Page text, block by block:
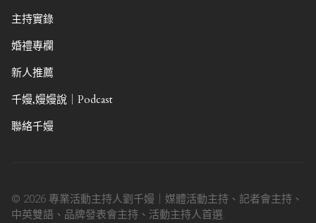
主持實錄
婚禮專欄
新人推薦
千嫚,嫚嫚說｜Podcast
聯絡千嫚
© 2026 專業活動主持人劉千嫚｜媒體活動主持、記者會主持、
中英雙語、品牌發表會主持、活動主持人首選.